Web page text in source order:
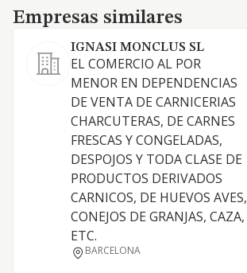
Empresas similares
Empresas similares
IGNASI MONCLUS SL
EL COMERCIO AL POR
MENOR EN DEPENDENCIAS
DE VENTA DE CARNICERIAS
CHARCUTERAS, DE CARNES
FRESCAS Y CONGELADAS,
DESPOJOS Y TODA CLASE DE
PRODUCTOS DERIVADOS
CARNICOS, DE HUEVOS AVES,
CONEJOS DE GRANJAS, CAZA,
ETC.
BARCELONA